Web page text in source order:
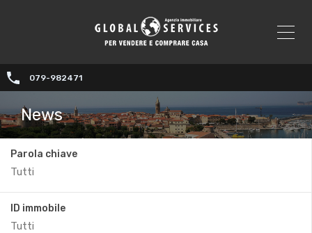
079-982471
News
Parola chiave
ID immobile